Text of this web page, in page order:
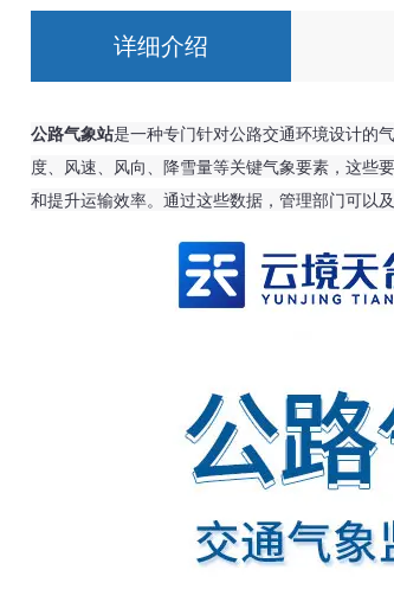
详细介绍
公路气象站是一种专门针对公路交通环境设计的
度、风速、风向、降雪量等关键气象要素，这些
和提升运输效率。通过这些数据，管理部门可以